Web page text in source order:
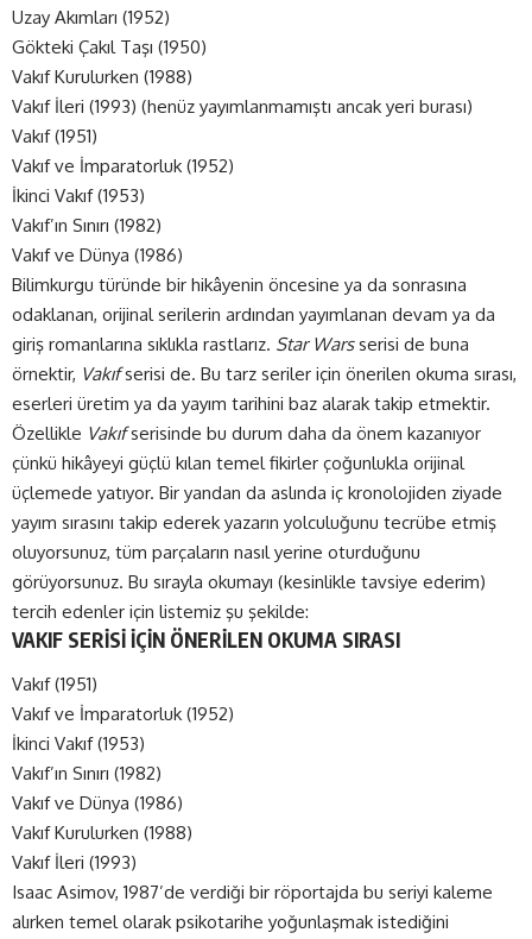
Uzay Akımları (1952)
Gökteki Çakıl Taşı (1950)
Vakıf Kurulurken (1988)
Vakıf İleri (1993) (henüz yayımlanmamıştı ancak yeri burası)
Vakıf (1951)
Vakıf ve İmparatorluk (1952)
İkinci Vakıf (1953)
Vakıf’ın Sınırı (1982)
Vakıf ve Dünya (1986)
Bilimkurgu türünde bir hikâyenin öncesine ya da sonrasına
odaklanan, orijinal serilerin ardından yayımlanan devam ya da
giriş romanlarına sıklıkla rastlarız. Star Warsserisi de buna
örnektir, Vakıfserisi de. Bu tarz seriler için önerilen okuma sırası,
eserleri üretim ya da yayım tarihini baz alarak takip etmektir.
Özellikle Vakıfserisinde bu durum daha da önem kazanıyor
çünkü hikâyeyi güçlü kılan temel fikirler çoğunlukla orijinal
üçlemede yatıyor. Bir yandan da aslında iç kronolojiden ziyade
yayım sırasını takip ederek yazarın yolculuğunu tecrübe etmiş
oluyorsunuz, tüm parçaların nasıl yerine oturduğunu
görüyorsunuz. Bu sırayla okumayı (kesinlikle tavsiye ederim)
tercih edenler için listemiz şu şekilde:
VAKIF SERİSİ İÇİN ÖNERİLEN OKUMA SIRASI
Vakıf (1951)
Vakıf ve İmparatorluk (1952)
İkinci Vakıf (1953)
Vakıf’ın Sınırı (1982)
Vakıf ve Dünya (1986)
Vakıf Kurulurken (1988)
Vakıf İleri (1993)
Isaac Asimov, 1987’de verdiği bir röportajda bu seriyi kaleme
alırken temel olarak psikotarihe yoğunlaşmak istediğini